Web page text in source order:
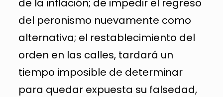
de la inflación; de impedir el regreso
del peronismo nuevamente como
alternativa; el restablecimiento del
orden en las calles, tardará un
tiempo imposible de determinar
para quedar expuesta su falsedad,